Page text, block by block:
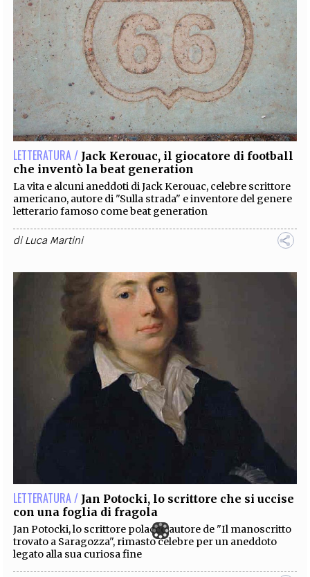
LETTERATURA / Jack Kerouac, il giocatore di football
che inventò la beat generation
La vita e alcuni aneddoti di Jack Kerouac, celebre scrittore
americano, autore di "Sulla strada" e inventore del genere
letterario famoso come beat generation
diLuca Martini
LETTERATURA / Jan Potocki, lo scrittore che si uccise
con una foglia di fragola
Jan Potocki, lo scrittore polacco autore de "Il manoscritto
trovato a Saragozza", rimasto celebre per un aneddoto
legato alla sua curiosa fine